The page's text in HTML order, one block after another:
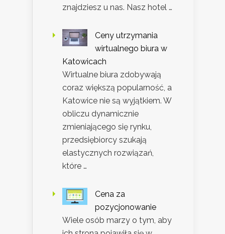
znajdziesz u nas. Nasz hotel …
Ceny utrzymania
wirtualnego biura w
Katowicach
Wirtualne biura zdobywają
coraz większą popularność, a
Katowice nie są wyjątkiem. W
obliczu dynamicznie
zmieniającego się rynku,
przedsiębiorcy szukają
elastycznych rozwiązań,
które …
Cena za
pozycjonowanie
Wiele osób marzy o tym, aby